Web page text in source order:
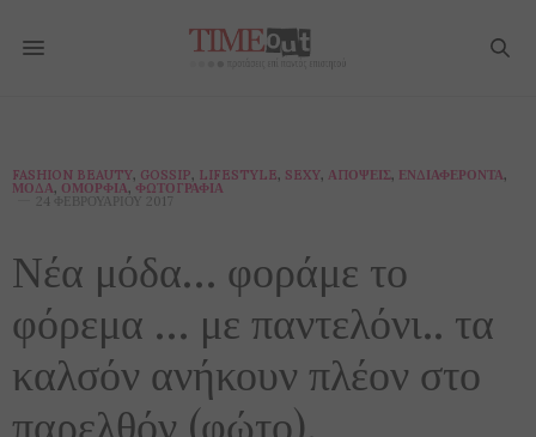
FASHION BEAUTY, GOSSIP, LIFESTYLE, SEXY, ΑΠΌΨΕΙΣ, ΕΝΔΙΑΦΈΡΟΝΤΑ,
ΜΌΔΑ, ΟΜΟΡΦΙΆ, ΦΩΤΟΓΡΑΦΊΑ
24 ΦΕΒΡΟΥΑΡΊΟΥ 2017
Νέα μόδα… φοράμε το
φόρεμα … με παντελόνι.. τα
καλσόν ανήκουν πλέον στο
παρελθόν (φώτο).